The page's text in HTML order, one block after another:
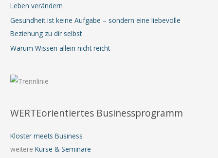
Leben verändern
Gesundheit ist keine Aufgabe – sondern eine liebevolle
Beziehung zu dir selbst
Warum Wissen allein nicht reicht
WERTEorientiertes Businessprogramm
Kloster meets Business
weitereKurse & Seminare